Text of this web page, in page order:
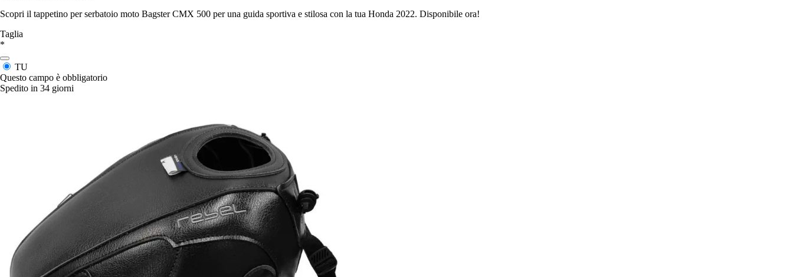
Scopri il tappetino per serbatoio moto Bagster CMX 500 per una guida sportiva e stilosa con la tua Honda 2022. Disponibile ora!
Taglia
*
TU
Questo campo è obbligatorio
Spedito in 34 giorni